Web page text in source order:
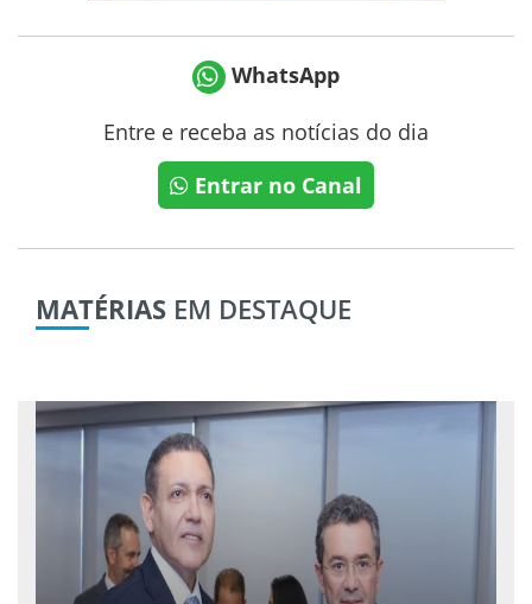
WhatsApp
Entre e receba as notícias do dia
Entrar no Canal
MATÉRIAS EM DESTAQUE